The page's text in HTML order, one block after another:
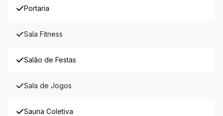
Portaria
Sala Fitness
Salão de Festas
Sala de Jogos
Sauna Coletiva